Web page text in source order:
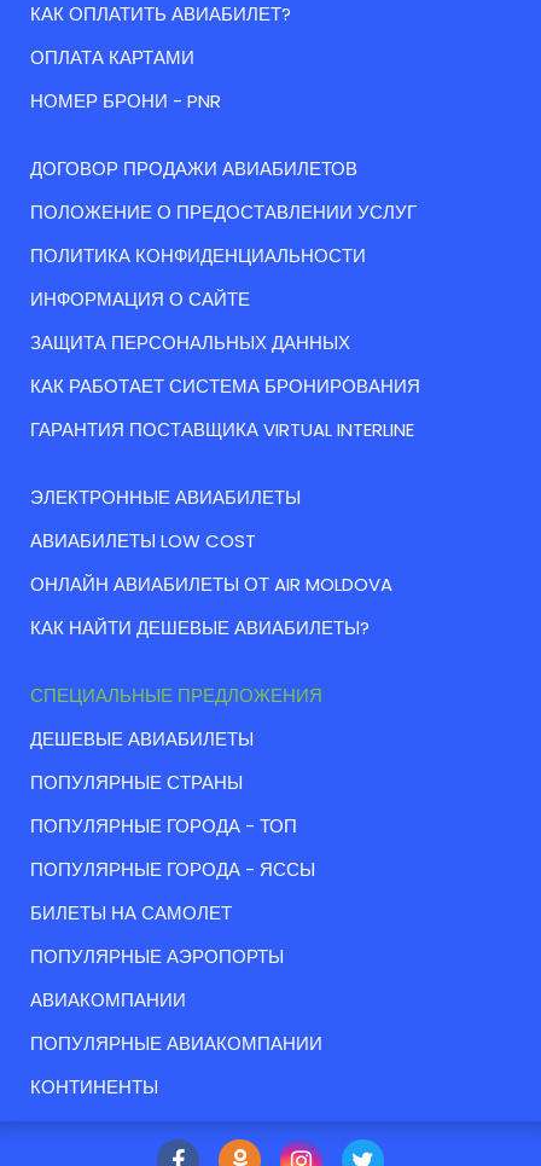
КАК ОПЛАТИТЬ АВИАБИЛЕТ?
ОПЛАТА КАРТАМИ
НОМЕР БРОНИ - PNR
ДОГОВОР ПРОДАЖИ АВИАБИЛЕТОВ
ПОЛОЖЕНИЕ О ПРЕДОСТАВЛЕНИИ УСЛУГ
ПОЛИТИКА КОНФИДЕНЦИАЛЬНОСТИ
ИНФОРМАЦИЯ О САЙТЕ
ЗАЩИТА ПЕРСОНАЛЬНЫХ ДАННЫХ
КАК РАБОТАЕТ СИСТЕМА БРОНИРОВАНИЯ
ГАРАНТИЯ ПОСТАВЩИКА VIRTUAL INTERLINE
ЭЛЕКТРОННЫЕ АВИАБИЛЕТЫ
АВИАБИЛЕТЫ LOW COST
ОНЛАЙН АВИАБИЛЕТЫ ОТ AIR MOLDOVA
КАК НАЙТИ ДЕШЕВЫЕ АВИАБИЛЕТЫ?
СПЕЦИАЛЬНЫЕ ПРЕДЛОЖЕНИЯ
ДЕШЕВЫЕ АВИАБИЛЕТЫ
ПОПУЛЯРНЫЕ СТРАНЫ
ПОПУЛЯРНЫЕ ГОРОДА - ТОП
ПОПУЛЯРНЫЕ ГОРОДА - ЯССЫ
БИЛЕТЫ НА САМОЛЕТ
ПОПУЛЯРНЫЕ АЭРОПОРТЫ
АВИАКОМПАНИИ
ПОПУЛЯРНЫЕ АВИАКОМПАНИИ
КОНТИНЕНТЫ